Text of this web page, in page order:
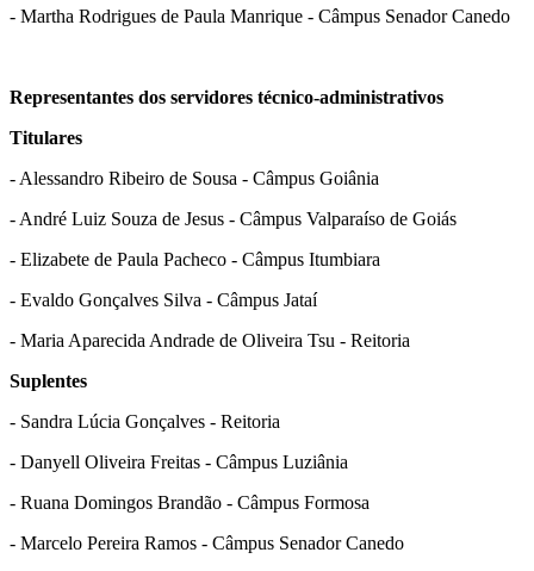
- Martha Rodrigues de Paula Manrique - Câmpus Senador Canedo
Representantes dos servidores técnico-administrativos
Titulares
- Alessandro Ribeiro de Sousa - Câmpus Goiânia
- André Luiz Souza de Jesus - Câmpus Valparaíso de Goiás
- Elizabete de Paula Pacheco - Câmpus Itumbiara
- Evaldo Gonçalves Silva - Câmpus Jataí
- Maria Aparecida Andrade de Oliveira Tsu - Reitoria
Suplentes
- Sandra Lúcia Gonçalves - Reitoria
- Danyell Oliveira Freitas - Câmpus Luziânia
- Ruana Domingos Brandão - Câmpus Formosa
- Marcelo Pereira Ramos - Câmpus Senador Canedo